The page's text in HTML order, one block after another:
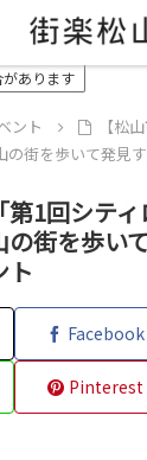
“オモシロク”する
あります
ント
【松
の街を歩いて発見
第1回シテ
街を歩い
ト
Facebook
Pinterest